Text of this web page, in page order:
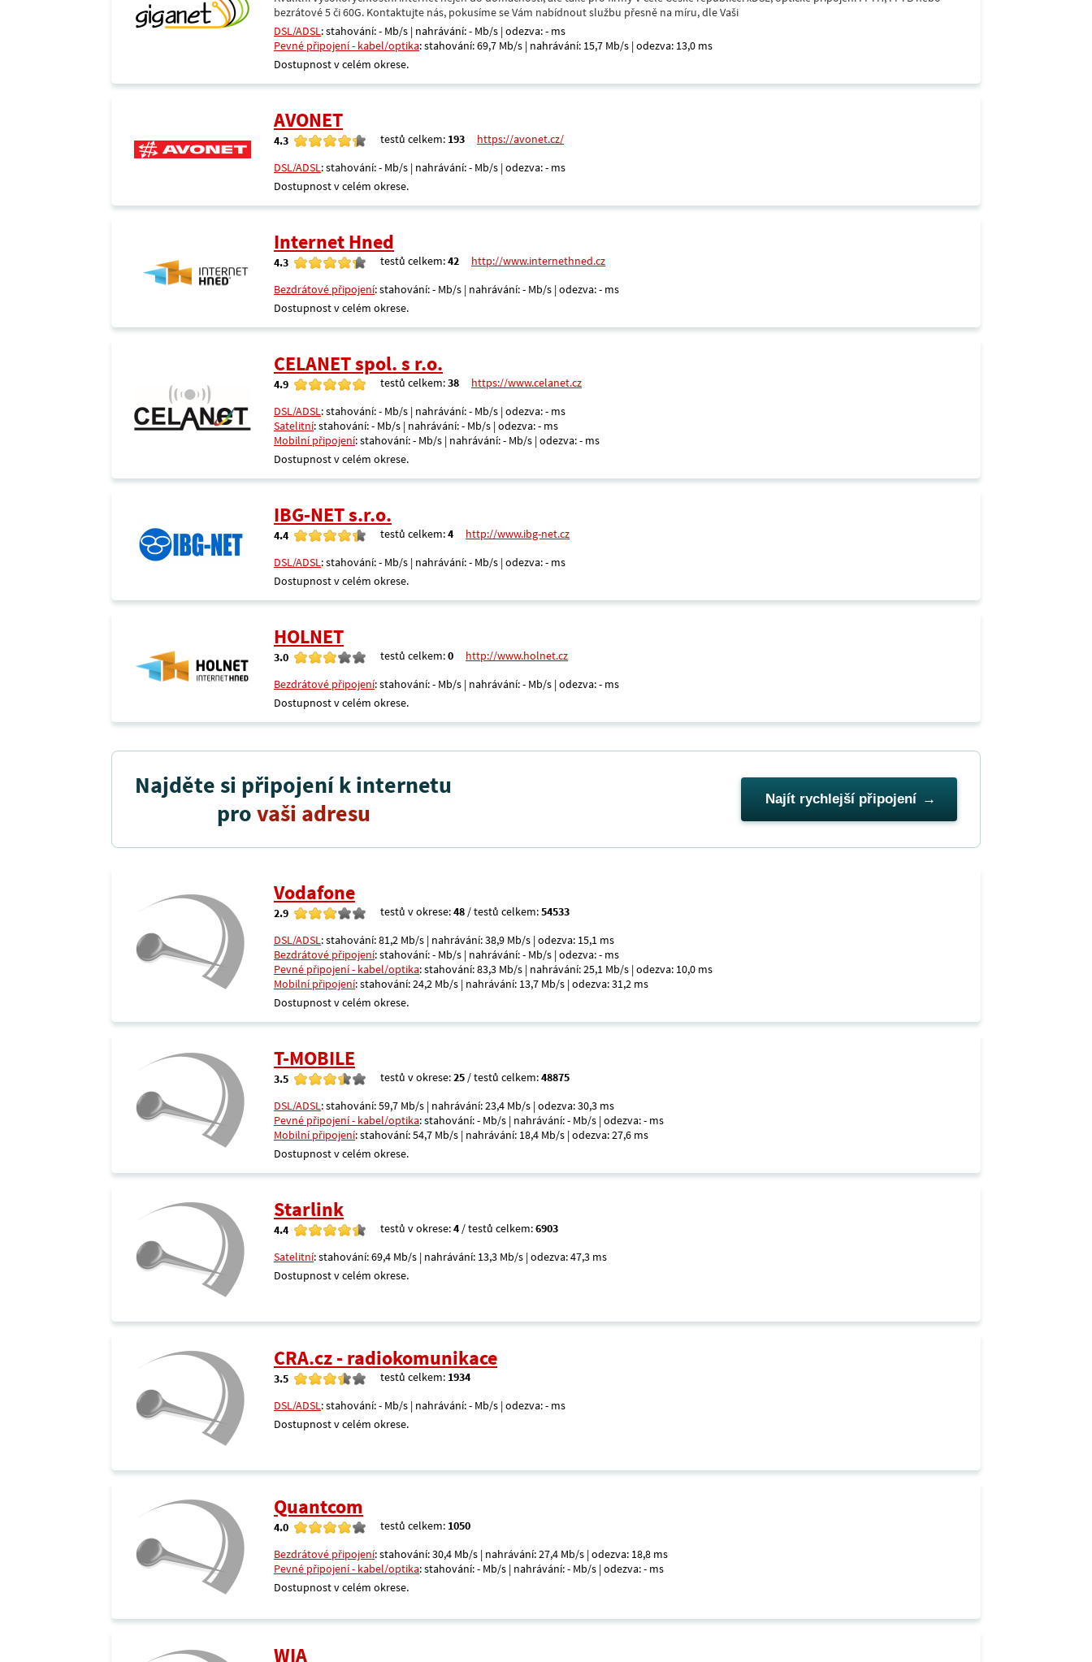
bezrátové 5 či 60G. Kontaktujte nás, pokusíme se Vám nabídnout službu přesně na míru, dle Vaši
DSL/ADSL: stahování: - Mb/s | nahrávání: - Mb/s | odezva: - ms
Pevné připojení - kabel/optika: stahování: 69,7 Mb/s | nahrávání: 15,7 Mb/s | odezva: 13,0 ms
Dostupnost v celém okrese.
AVONET
4.3 testů celkem: 193
https://avonet.cz/
DSL/ADSL: stahování: - Mb/s | nahrávání: - Mb/s | odezva: - ms
Dostupnost v celém okrese.
Internet Hned
4.3 testů celkem:42
http://www.internethned.cz
Bezdrátové připojení: stahování: - Mb/s | nahrávání: - Mb/s | odezva: - ms
Dostupnost v celém okrese.
CELANET spol. s r.o.
4.9 testů celkem:38
https://www.celanet.cz
DSL/ADSL: stahování: - Mb/s | nahrávání: - Mb/s | odezva: - ms
Satelitní: stahování: - Mb/s | nahrávání: - Mb/s | odezva: - ms
Mobilní připojení: stahování: - Mb/s | nahrávání: - Mb/s | odezva: - ms
Dostupnost v celém okrese.
IBG-NET s.r.o.
4.4 testů celkem:4
http://www.ibg-net.cz
DSL/ADSL: stahování: - Mb/s | nahrávání: - Mb/s | odezva: - ms
Dostupnost v celém okrese.
HOLNET
3.0 testů celkem:0
http://www.holnet.cz
Bezdrátové připojení: stahování: - Mb/s | nahrávání: - Mb/s | odezva: - ms
Dostupnost v celém okrese.
Najděte si připojení k internetu
provaši adresu Najít rychlejší připojení
Vodafone
2.9 testů v okrese:48 / testů celkem:54533
DSL/ADSL: stahování: 81,2 Mb/s | nahrávání: 38,9 Mb/s | odezva: 15,1 ms
Bezdrátové připojení: stahování: - Mb/s | nahrávání: - Mb/s | odezva: - ms
Pevné připojení - kabel/optika: stahování: 83,3 Mb/s | nahrávání: 25,1 Mb/s | odezva: 10,0 ms
Mobilní připojení: stahování: 24,2 Mb/s | nahrávání: 13,7 Mb/s | odezva: 31,2 ms
Dostupnost v celém okrese.
T-MOBILE
3.5 testů v okrese:25 / testů celkem:48875
DSL/ADSL: stahování: 59,7 Mb/s | nahrávání: 23,4 Mb/s | odezva: 30,3 ms
Pevné připojení - kabel/optika: stahování: - Mb/s | nahrávání: - Mb/s | odezva: - ms
Mobilní připojení: stahování: 54,7 Mb/s | nahrávání: 18,4 Mb/s | odezva: 27,6 ms
Dostupnost v celém okrese.
Starlink
4.4 testů v okrese:4 / testů celkem:6903
Satelitní: stahování: 69,4 Mb/s | nahrávání: 13,3 Mb/s | odezva: 47,3 ms
Dostupnost v celém okrese.
CRA.cz - radiokomunikace
3.5 testů celkem: 1934
DSL/ADSL: stahování: - Mb/s | nahrávání: - Mb/s | odezva: - ms
Dostupnost v celém okrese.
Quantcom
4.0 testů celkem: 1050
Bezdrátové připojení: stahování: 30,4 Mb/s | nahrávání: 27,4 Mb/s | odezva: 18,8 ms
Pevné připojení - kabel/optika: stahování: - Mb/s | nahrávání: - Mb/s | odezva: - ms
Dostupnost v celém okrese.
WIA